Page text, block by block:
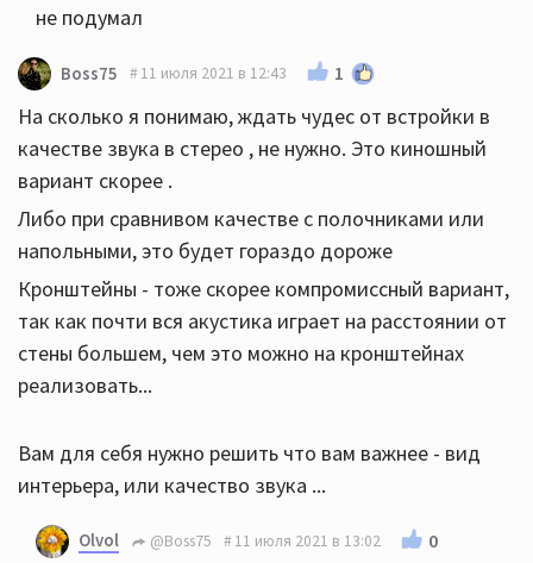
не подумал
Boss75 11 июля 2021 в 12:43 1
На сколько я понимаю, ждать чудес от встройки в
качестве звука в стерео , не нужно. Это киношный
вариант скорее .
Либо при сравнивом качестве с полочниками или
напольными, это будет гораздо дороже
Кронштейны - тоже скорее компромиссный вариант,
так как почти вся акустика играет на расстоянии от
стены большем, чем это можно на кронштейнах
реализовать...
Вам для себя нужно решить что вам важнее - вид
интерьера, или качество звука ...
Olvol @Boss75 11 июля 2021 в 13:02 0